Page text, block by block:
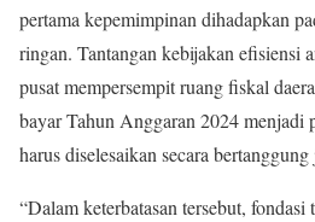
pertama kepemimpinan dihadapkan
ringan. Tantangan kebijakan efisiensi
pusat mempersempit ruang fiskal
bayar Tahun Anggaran 2024 menjadi
harus diselesaikan secara
“Dalam keterbatasan tersebut, fondasi